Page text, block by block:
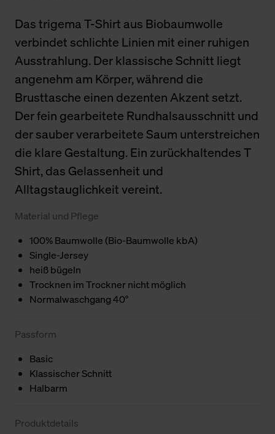
Das trigema T-Shirt aus Biobaumwolle
verbindet schlichte Linien mit einer ruhigen
Ausstrahlung. Der klassische Schnitt liegt
angenehm am Körper, während die
Brusttasche einen dezenten Akzent setzt.
Der fein gearbeitete Rundhalsausschnitt und
der sauber verarbeitete Saum unterstreichen
die klare Gestaltung. Ein zurückhaltendes T
Shirt, das Gelassenheit und
Alltagstauglichkeit vereint.
Material und Pflege
100% Baumwolle (Bio-Baumwolle kbA)
Single-Jersey
heiß bügeln
Trocknen im Trockner nicht möglich
Normalwaschgang 40°
Passform
Basic
Klassischer Schnitt
Halbarm
Produktdetails